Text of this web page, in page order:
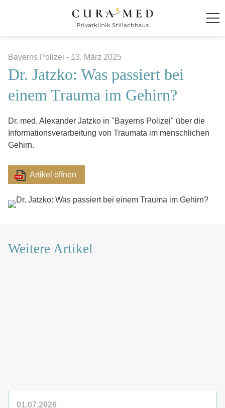
Klinik
Ambiente
Karriere
Bayerns Polizei - 13. März 2025
Dr. Jatzko: Was passiert bei
einem Trauma im Gehirn?
Dr. med. Alexander Jatzko in "Bayerns Polizei" über die
Informationsverarbeitung von Traumata im menschlichen
Gehirn.
Artikel öffnen
Weitere Artikel
01.07.2026